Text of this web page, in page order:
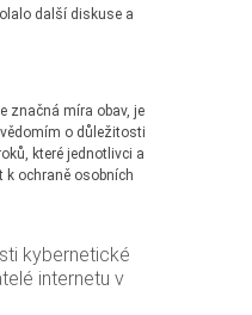
další diskuse a
značná míra obav, je
o důležitosti
které jednotlivci a
ochraně osobních
kybernetické
internetu v